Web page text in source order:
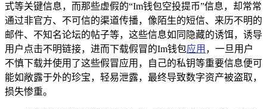
式等关键信息，而那些虚假的“Im钱包空投提币”信息，却常常
通过非官方、不可信的渠道传播，像陌生的短信、来历不明的
邮件、不知名论坛的帖子等，这些信息如同隐藏的诱饵，诱导
用户点击不明链接，进而下载假冒的Im钱包应用 ，一旦用户
不慎下载并使用了这些假冒应用，自己的私钥等重要信息便可
能如敞露于外的珍宝，轻易泄露，最终导致数字资产被盗取，
损失惨重。